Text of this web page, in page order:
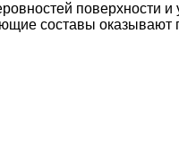
поверхности
составы